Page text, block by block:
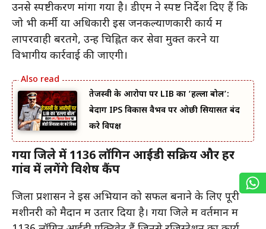
उनसे स्पष्टीकरण मांगा गया है। डीएम ने स्पष्ट निर्देश दिए हैं कि
जो भी कर्मी या अधिकारी इस जनकल्याणकारी कार्य में
लापरवाही बरतेंगे, उन्हें चिह्नित कर सेवा मुक्त करने या
विभागीय कार्रवाई की जाएगी।
तेजस्वी के आरोपों पर LIB का ‘हल्ला बोल’:
बेदाग IPS विकास वैभव पर ओछी सियासत बंद
करे विपक्ष
गया जिले में 1136 लॉगिन आईडी सक्रिय और हर
गांव में लगेंगे विशेष कैंप
जिला प्रशासन ने इस अभियान को सफल बनाने के लिए पूरी
मशीनरी को मैदान में उतार दिया है। गया जिले में वर्तमान में